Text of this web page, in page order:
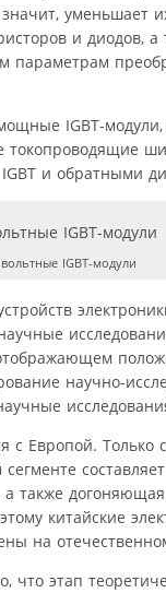
уменьшает
и диодов, а
IGBT-
и обратными
IGBT-модули
научно-
с Европой.
а также
китайские
на
этап